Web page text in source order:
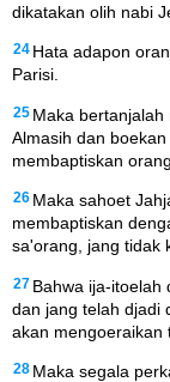
dikatakan olih nabi
24 Hata adapon
Parisi.
25 Maka
Almasih dan
membaptiskan
26 Maka sahoet
membaptiskan
sa'orang, jang tidak
27 Bahwa ija-itoelah
dan jang telah djadi
akan mengoeraikan
28 Maka segala